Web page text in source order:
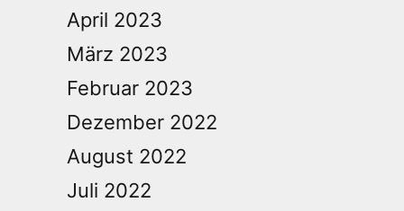
April 2023
März 2023
Februar 2023
Dezember 2022
August 2022
Juli 2022